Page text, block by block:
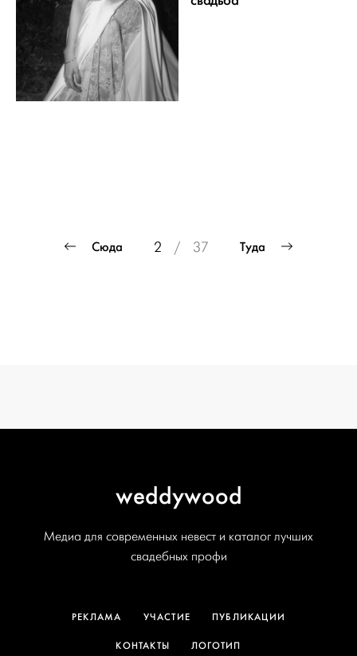
Пагинация
Сюда 2 / 37 Туда
ПРОЕКТ
СВАДЬБЫ
weddywood
Медиа для современных невест и каталог лучших
свадебных профи
РЕКЛАМА УЧАСТИЕ ПУБЛИКАЦИИ
КОНТАКТЫ ЛОГОТИП